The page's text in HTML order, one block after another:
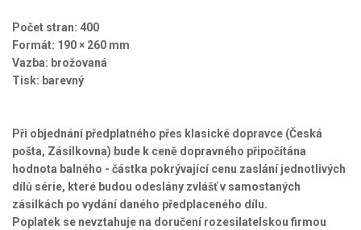
Počet stran: 400
Formát: 190 × 260 mm
Vazba: brožovaná
Tisk: barevný
Při objednání předplatného přes klasické dopravce (Česká
pošta, Zásilkovna) bude k ceně dopravného připočítána
hodnota balného - částka pokrývající cenu zaslání jednotlivých
dílů série, které budou odeslány zvlášť v samostaných
zásilkách po vydání daného předplaceného dílu.
Poplatek se nevztahuje na doručení rozesilatelskou firmou